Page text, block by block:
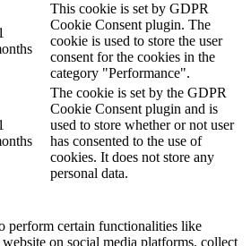
This cookie is set by GDPR
Cookie Consent plugin. The
cookie is used to store the user
consent for the cookies in the
category "Performance".
The cookie is set by the GDPR
Cookie Consent plugin and is
used to store whether or not user
has consented to the use of
cookies. It does not store any
personal data.
perform certain functionalities like
on social media platforms, collect